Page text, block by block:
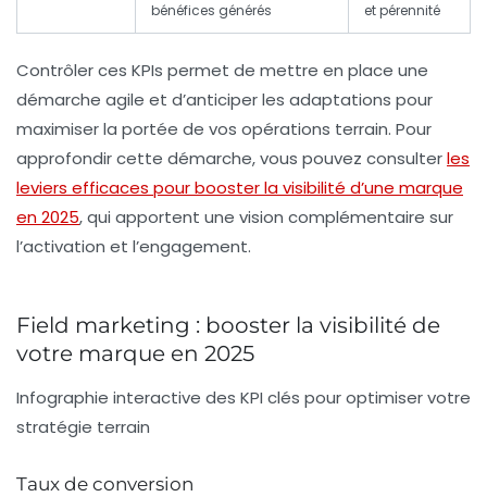
bénéfices générés
et pérennité
Contrôler ces KPIs permet de mettre en place une
démarche agile et d’anticiper les adaptations pour
maximiser la portée de vos opérations terrain. Pour
approfondir cette démarche, vous pouvez consulterles
leviers efficaces pour booster la visibilité d’une marque
en 2025, qui apportent une vision complémentaire sur
l’activation et l’engagement.
Field marketing : booster la visibilité de
votre marque en 2025
Infographie interactive des KPI clés pour optimiser votre
stratégie terrain
Taux de conversion